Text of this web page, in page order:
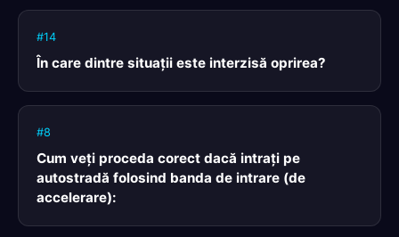
#14
În care dintre situaţii este interzisă oprirea?
#8
Cum veţi proceda corect dacă intraţi pe
autostradă folosind banda de intrare (de
accelerare):